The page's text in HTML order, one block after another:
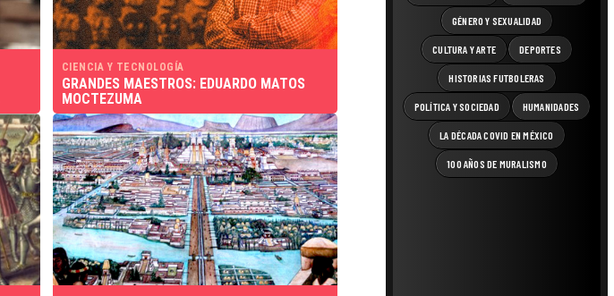
GÉNERO Y SEXUALIDAD
CULTURA Y ARTE DEPORTES
HISTORIAS FUTBOLERAS
POLÍTICA Y SOCIEDAD HUMANIDADES
LA DÉCADA COVID EN MÉXICO
100 AÑOS DE MURALISMO
CIENCIA Y TECNOLOGÍA
GRANDES MAESTROS: EDUARDO MATOS
MOCTEZUMA